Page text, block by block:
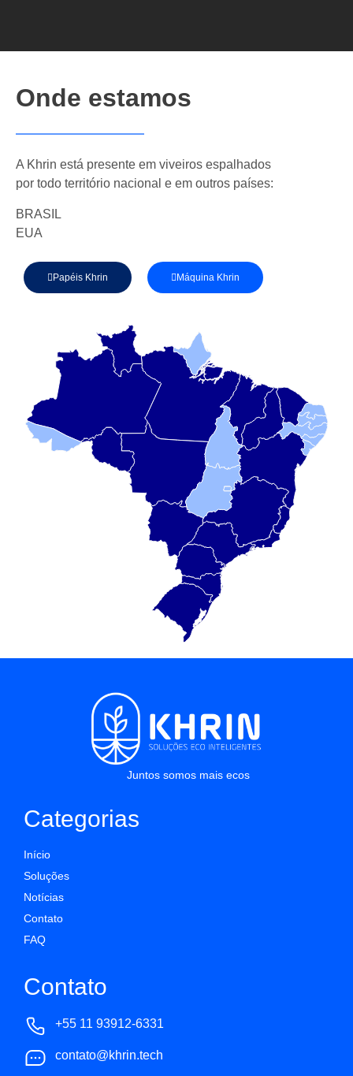
Onde estamos
A Khrin está presente em viveiros espalhados
por todo território nacional e em outros países:
BRASIL
EUA
Papéis Khrin Máquina Khrin
Juntos somos mais ecos
Categorias
Início
Soluções
Notícias
Contato
FAQ
Contato
+55 11 93912-6331
contato@khrin.tech